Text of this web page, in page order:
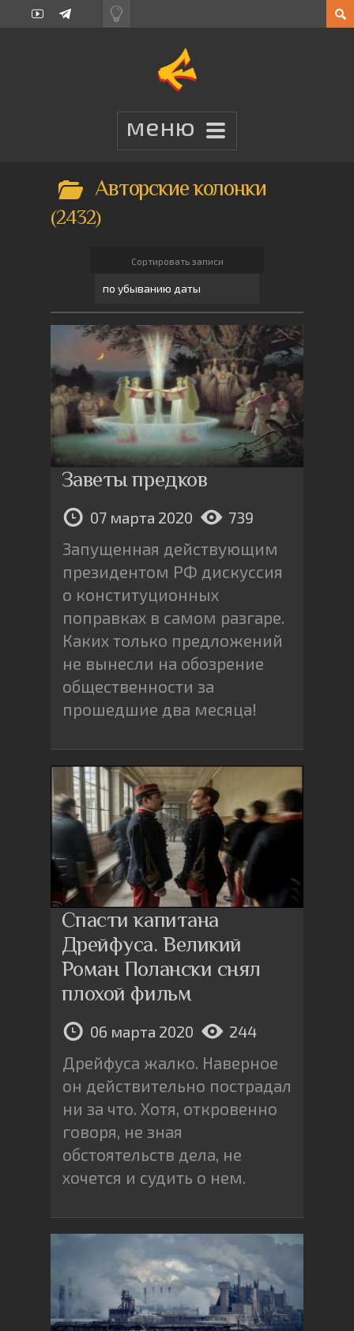
Авторские колонки
2432
Сортировать записи
Заветы предков
07 марта 2020 739
Запущенная действующим
президентом РФ дискуссия
о конституционных
поправках в самом разгаре.
Каких только предложений
не вынесли на обозрение
общественности за
прошедшие два месяца!
Спасти капитана
Дрейфуса. Великий
Роман Полански снял
плохой фильм
06 марта 2020 244
Дрейфуса жалко. Наверное
он действительно пострадал
ни за что. Хотя, откровенно
говоря, не зная
обстоятельств дела, не
хочется и судить о нем.